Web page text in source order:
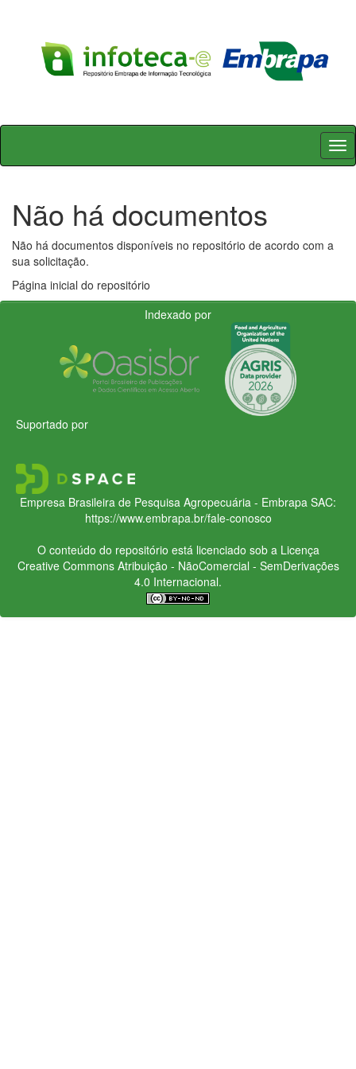
Skip
Não há documentos
Não há documentos disponíveis no repositório de acordo com a
sua solicitação.
Página inicial do repositório
Indexado por
Suportado por
Empresa Brasileira de Pesquisa Agropecuária - Embrapa SAC:
https://www.embrapa.br/fale-conosco
O conteúdo do repositório está licenciado sob a Licença
Creative CommonsAtribuição - NãoComercial - SemDerivações
4.0 Internacional.